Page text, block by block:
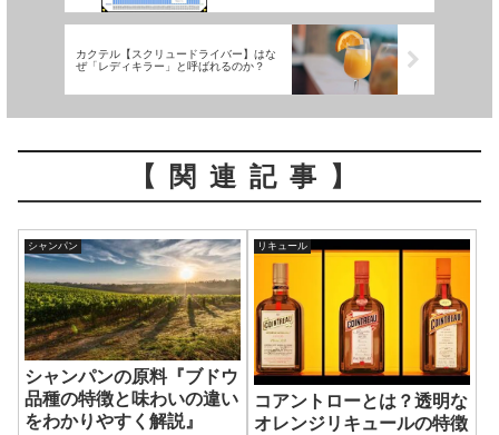
カクテル【スクリュードライバー】はな
ぜ「レディキラー」と呼ばれるのか？
【関連記事】
シャンパン
シャンパンの原料『ブドウ
品種の特徴と味わいの違い
をわかりやすく解説』
リキュール
コアントローとは？透明な
オレンジリキュールの特徴